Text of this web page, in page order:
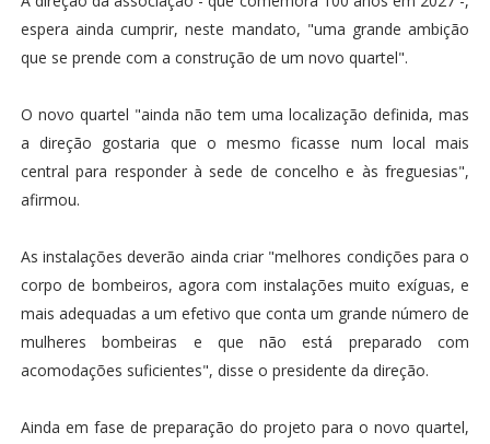
espera ainda cumprir, neste mandato, "uma grande ambição
que se prende com a construção de um novo quartel".
O novo quartel "ainda não tem uma localização definida, mas
a direção gostaria que o mesmo ficasse num local mais
central para responder à sede de concelho e às freguesias",
afirmou.
As instalações deverão ainda criar "melhores condições para o
corpo de bombeiros, agora com instalações muito exíguas, e
mais adequadas a um efetivo que conta um grande número de
mulheres bombeiras e que não está preparado com
acomodações suficientes", disse o presidente da direção.
Ainda em fase de preparação do projeto para o novo quartel,